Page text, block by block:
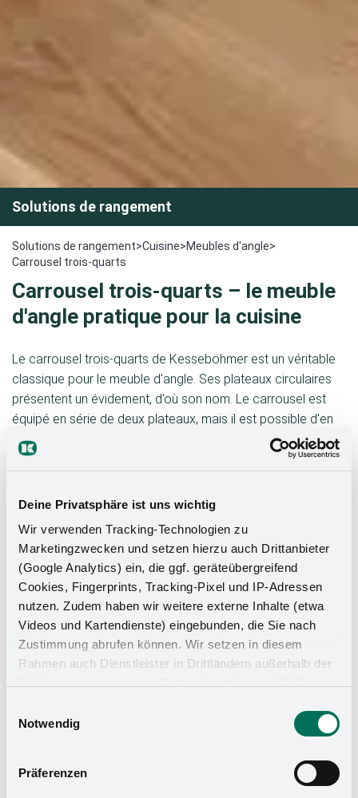
Deine Privatsphäre ist uns wichtig
Wir verwenden Tracking-Technologien zu
Marketingzwecken und setzen hierzu auch Drittanbieter
(Google Analytics) ein, die ggf. geräteübergreifend
Cookies, Fingerprints, Tracking-Pixel und IP-Adressen
nutzen. Zudem haben wir weitere externe Inhalte (etwa
Videos und Kartendienste) eingebunden, die Sie nach
Zustimmung abrufen können. Wir setzen in diesem
Rahmen auch Dienstleister in Drittländern außerhalb der
zu Sicherheits- und Überwachungszwecken zugreifen,
Rechtsmittel einlegen können. Mit Ihrer Einstellung
willigen Sie in die oben beschriebenen Vorgänge ein. Sie
Notwendig
Präferenzen
Solutions de rangement
Solutions de rangement>Cuisine>Meubles d'angle>
Carrousel trois-quarts
Carrousel trois-quarts – le meuble
d'angle pratique pour la cuisine
Le carrousel trois-quarts de Kesseböhmer est un véritable
classique pour le meuble d'angle. Ses plateaux circulaires
présentent un évidement, d’où son nom. Le carrousel est
équipé en série de deux plateaux, mais il est possible d'en
ajouter un troisième selon le type d'utilisation.